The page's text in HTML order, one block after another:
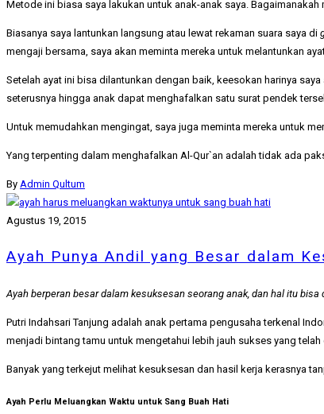
Metode ini biasa saya lakukan untuk anak-anak saya. Bagaimanakah
Biasanya saya lantunkan langsung atau lewat rekaman suara saya di
mengaji bersama, saya akan meminta mereka untuk melantunkan
Setelah ayat ini bisa dilantunkan dengan baik, keesokan harinya
seterusnya hingga anak dapat menghafalkan satu surat pendek
Untuk memudahkan mengingat, saya juga meminta mereka untuk
Yang terpenting dalam menghafalkan Al-Qur`an adalah tidak ada
By Admin Qultum
Agustus 19, 2015
Ayah Punya Andil yang Besar dalam
Ayah berperan besar dalam kesuksesan seorang anak, dan hal itu
Putri Indahsari Tanjung adalah anak pertama pengusaha terkenal
menjadi bintang tamu untuk mengetahui lebih jauh sukses yang telah
Banyak yang terkejut melihat kesuksesan dan hasil kerja kerasnya
Ayah Perlu Meluangkan Waktu untuk Sang Buah Hati